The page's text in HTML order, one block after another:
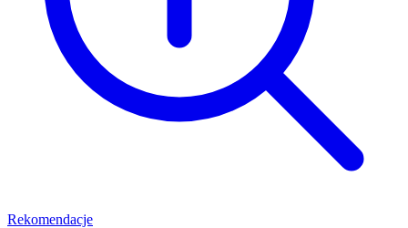
Rekomendacje